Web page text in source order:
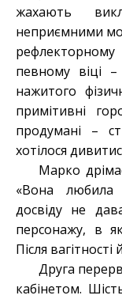
жахають
неприємними
певному віці
нажитого
примітивні
продумані –
хотілося
Марко
«Вона любила
досвіду не
персонажу, в
Після
Друга
кабінетом.